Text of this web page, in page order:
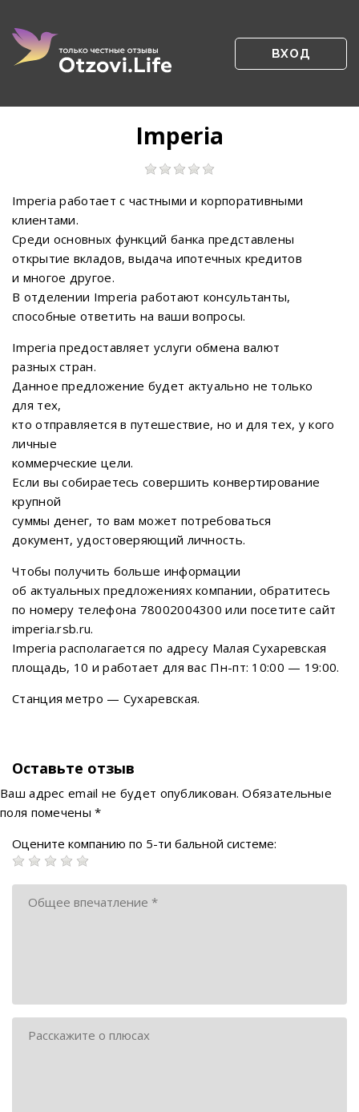
ВХОД
Imperia
Imperia работает с частными и корпоративными
клиентами.
Среди основных функций банка представлены
открытие вкладов, выдача ипотечных кредитов
и многое другое.
В отделении Imperia работают консультанты,
способные ответить на ваши вопросы.
Imperia предоставляет услуги обмена валют
разных стран.
Данное предложение будет актуально не только
для тех,
кто отправляется в путешествие, но и для тех, у кого
личные
коммерческие цели.
Если вы собираетесь совершить конвертирование
крупной
суммы денег, то вам может потребоваться
документ, удостоверяющий личность.
Чтобы получить больше информации
об актуальных предложениях компании, обратитесь
по номеру телефона 78002004300 или посетите сайт
imperia.rsb.ru.
Imperia располагается по адресу Малая Сухаревская
площадь, 10 и работает для вас Пн-пт: 10:00 — 19:00.
Станция метро — Сухаревская.
Оставьте отзыв
Ваш адрес email не будет опубликован. Обязательные
поля помечены*
Оцените компанию по 5-ти бальной системе: